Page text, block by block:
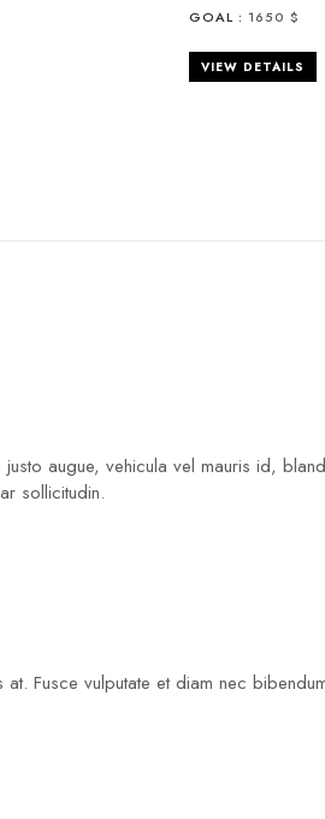
GOAL : 1650 $
VIEW DETAILS
augue, vehicula vel mauris id,
sollicitudin.
Fusce vulputate et diam nec